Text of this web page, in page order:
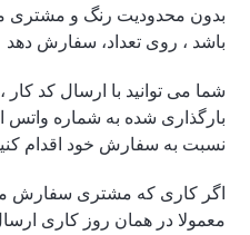
بدون محدودیت رنگ و مشتری
باشد ، روی تعداد، سفارش دهد
شما می توانید با ارسال کد
بارگذاری شده به شماره واتس
نسبت به سفارش خود اقدام
اگر کاری که مشتری سفارش
معمولا در همان روز کاری